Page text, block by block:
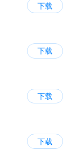
下载
下载
下载
下载